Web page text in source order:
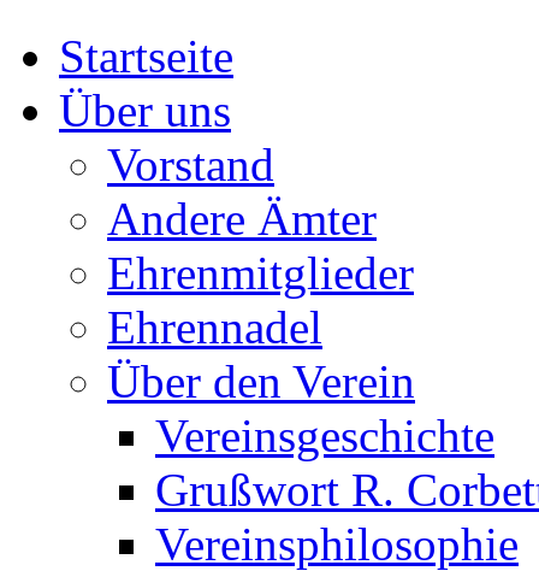
Startseite
Über uns
Vorstand
Andere Ämter
Ehrenmitglieder
Ehrennadel
Über den Verein
Vereinsgeschichte
Grußwort R.
Vereinsphilosophie